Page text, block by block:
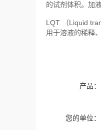
的试剂体积。加
LQT （Liquid
用于溶液的稀释
产品：
您的单位：